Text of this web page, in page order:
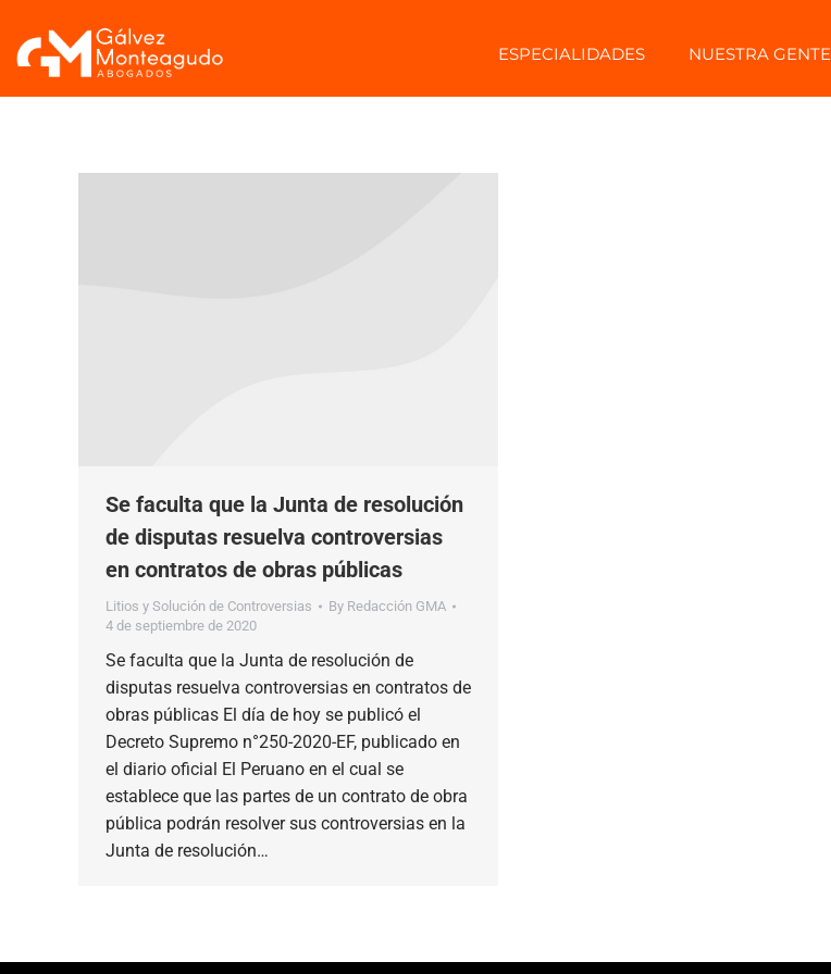
ESPECIALIDADES NUESTRA GENTE
Se faculta que la Junta de resolución
de disputas resuelva controversias
en contratos de obras públicas
Litios y Solución de Controversias By Redacción GMA
4 de septiembre de 2020
Se faculta que la Junta de resolución de
disputas resuelva controversias en contratos de
obras públicas El día de hoy se publicó el
Decreto Supremo n°250-2020-EF, publicado en
el diario oficial El Peruano en el cual se
establece que las partes de un contrato de obra
pública podrán resolver sus controversias en la
Junta de resolución…